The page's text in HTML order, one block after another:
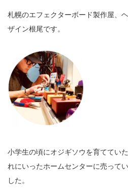
札幌のエフェクターボード製作屋、
ザイン根尾です。
小学生の頃にオジギソウを育ててい
れにいったホームセンターに売って
した。